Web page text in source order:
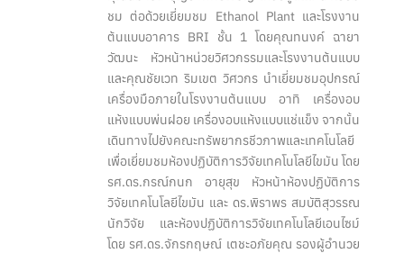
ชม ต่อด้วยเยี่ยมชม Ethanol Plant และโรงงาน
ต้นแบบอาคาร BRI ชั้น 1 โดยคุณทนงค์ ฉายา
วัฒนะ หัวหน้าหน่วยวิศวกรรมและโรงงานต้นแบบ
และคุณชัยเวท ริมเขต วิศวกร นำเยี่ยมชมอุปกรณ์
เครื่องมือภายในโรงงานต้นแบบ อาทิ เครื่องอบ
แห้งแบบพ่นฝอย เครื่องอบแห้งแบบแช่แข็ง จากนั้น
เดินทางไปยังคณะทรัพยากรชีวภาพและเทคโนโลยี
เพื่อเยี่ยมชมห้องปฏิบัติการวิจัยเทคโนโลยีไขมัน โดย
รศ.ดร.กรณ์กนก อายุสุข หัวหน้าห้องปฏิบัติการ
วิจัยเทคโนโลยีไขมัน และ ดร.พิราพร สมบัติสุวรรณ
นักวิจัย และห้องปฏิบัติการวิจัยเทคโนโลยีเอนไซม์
โดย รศ.ดร.จักรกฤษณ์ เตชะอภัยคุณ รองผู้อำนวย